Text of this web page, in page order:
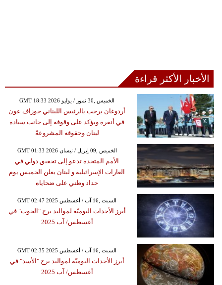
الأخبار الأكثر قراءة
GMT 18:33 2026 الخميس ,30 تموز / يوليو
أردوغان يرحب بالرئيس اللبناني جوزاف عون
في أنقرة ويؤكد على وقوفه إلى جانب سيادة
لبنان وحقوقه المشروعةً
GMT 01:33 2026 الخميس ,09 إبريل / نيسان
الأمم المتحدة تدعو إلى تحقيق دولي في
الغارات الإسرائيلية و لبنان يعلن الخميس يوم
حداد وطني على ضحاياه
GMT 02:47 2025 السبت ,16 آب / أغسطس
أبرز الأحداث اليوميّة لمواليد برج "الحوت" في
أغسطس/ آب 2025
GMT 02:35 2025 السبت ,16 آب / أغسطس
أبرز الأحداث اليوميّة لمواليد برج "الأسد" في
أغسطس/ آب 2025